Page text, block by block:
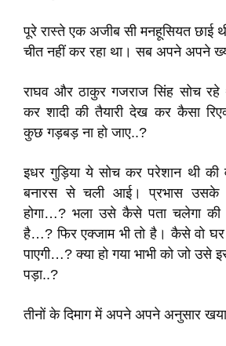
पूरे रास्ते एक अजीब सी मनहूसियत छाई
चीत नहीं कर रहा था। सब अपने अपने
राघव और ठाकुर गजराज सिंह सोच
कर शादी की तैयारी देख कर कैसा
कुछ गड़बड़ ना हो जाए..?
इधर गुड़िया ये सोच कर परेशान थी
बनारस से चली आई। प्रभास उसके
होगा…? भला उसे कैसे पता चलेगा
है…? फिर एक्जाम भी तो है। कैसे वो
पाएगी…? क्या हो गया भाभी को जो उसे
पड़ा..?
तीनों के दिमाग में अपने अपने अनुसार